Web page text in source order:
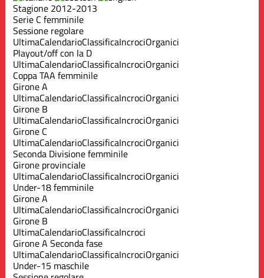
Stagione 2012-2013
Serie C femminile
Sessione regolare
UltimaCalendarioClassificaIncrociOrganici
Playout/off con la D
UltimaCalendarioClassificaIncrociOrganici
Coppa TAA femminile
Girone A
UltimaCalendarioClassificaIncrociOrganici
Girone B
UltimaCalendarioClassificaIncrociOrganici
Girone C
UltimaCalendarioClassificaIncrociOrganici
Seconda Divisione femminile
Girone provinciale
UltimaCalendarioClassificaIncrociOrganici
Under-18 femminile
Girone A
UltimaCalendarioClassificaIncrociOrganici
Girone B
UltimaCalendarioClassificaIncroci
Girone A Seconda fase
UltimaCalendarioClassificaIncrociOrganici
Under-15 maschile